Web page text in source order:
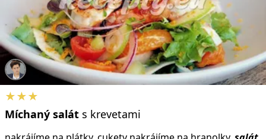
★★★
Míchaný salát s krevetami